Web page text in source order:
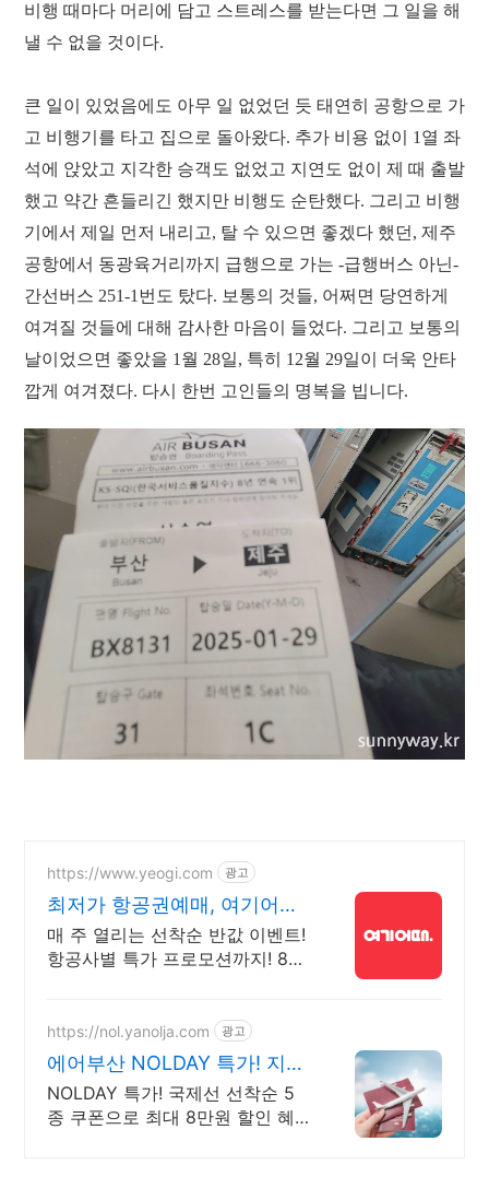
비행 때마다 머리에 담고 스트레스를 받는다면 그 일을 해
낼 수 없을 것이다.
큰 일이 있었음에도 아무 일 없었던 듯 태연히 공항으로 가
고 비행기를 타고 집으로 돌아왔다. 추가 비용 없이 1열 좌
석에 앉았고 지각한 승객도 없었고 지연도 없이 제 때 출발
했고 약간 흔들리긴 했지만 비행도 순탄했다. 그리고 비행
기에서 제일 먼저 내리고, 탈 수 있으면 좋겠다 했던, 제주
공항에서 동광육거리까지 급행으로 가는 -급행버스 아닌-
간선버스 251-1번도 탔다. 보통의 것들, 어쩌면 당연하게
여겨질 것들에 대해 감사한 마음이 들었다. 그리고 보통의
날이었으면 좋았을 1월 28일, 특히 12월 29일이 더욱 안타
깝게 여겨졌다. 다시 한번 고인들의 명복을 빕니다.
https://www.yeogi.com 광고
최저가 항공권예매, 여기어때
매 주 선착순 항공권 반값!
매 주 열리는 선착순 반값 이벤트!
항공사별 특가 프로모션까지! 8월
https://nol.yanolja.com 광고
에어부산 NOLDAY 특가! 지금
인기 해외노선 특가
NOLDAY 특가! 국제선 선착순 5
종 쿠폰으로 최대 8만원 할인 혜